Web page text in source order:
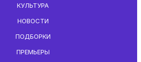
КУЛЬТУРА
НОВОСТИ
ПОДБОРКИ
ПРЕМЬЕРЫ